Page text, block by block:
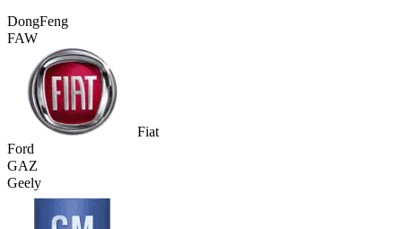
DongFeng
FAW
Fiat
Ford
GAZ
Geely